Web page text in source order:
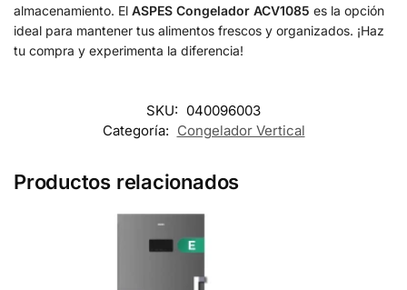
almacenamiento. El ASPES Congelador ACV1085 es la opción
ideal para mantener tus alimentos frescos y organizados. ¡Haz
tu compra y experimenta la diferencia!
SKU: 040096003
Categoría: Congelador Vertical
Productos relacionados